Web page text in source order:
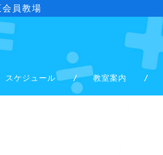
員教場
スケジュール 教室案内